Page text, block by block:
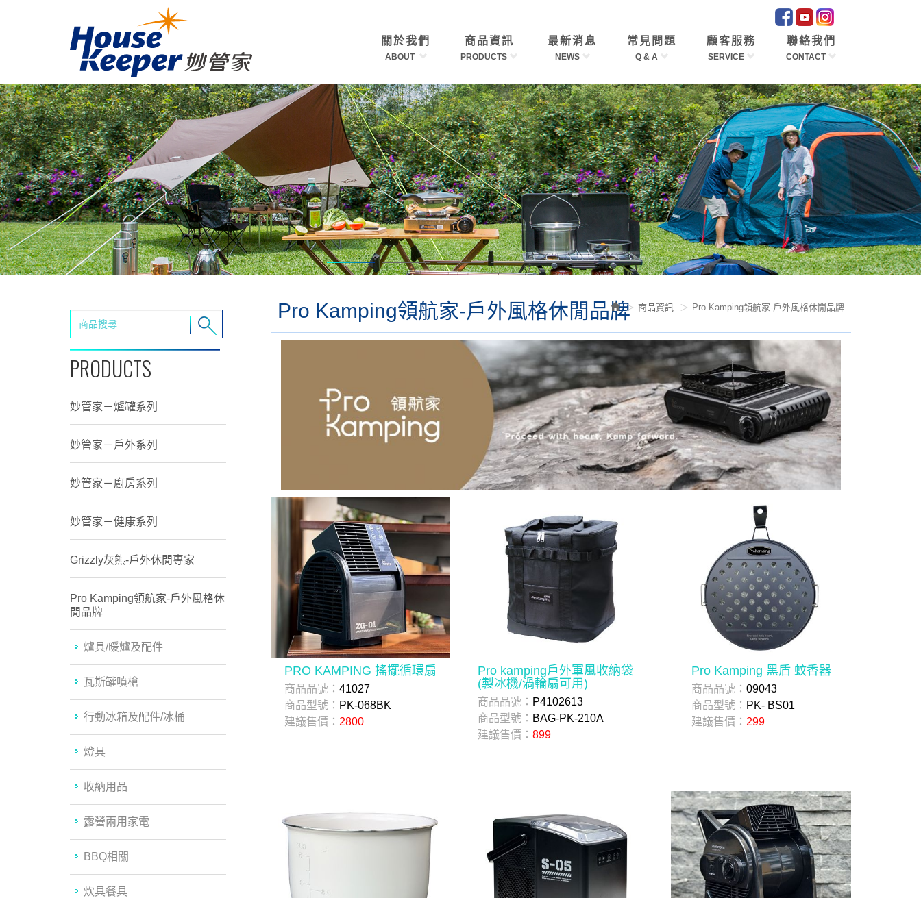
關於我們
ABOUT
商品資訊
PRODUCTS
最新消息
NEWS
常見問題
Q & A
顧客服務
SERVICE
聯絡我們
CONTACT
PRODUCTS
妙管家－爐罐系列
妙管家－戶外系列
妙管家－廚房系列
妙管家－健康系列
Grizzly灰熊-戶外休閒專家
Pro Kamping領航家-戶外風格休
閒品牌
爐具/暖爐及配件
瓦斯罐噴槍
行動冰箱及配件/冰桶
燈具
收納用品
露營兩用家電
BBQ相關
炊具餐具
商品資訊 Pro Kamping領航家-戶外風格休閒品牌
Pro Kamping領航家-戶外風格休閒品牌
PRO KAMPING 搖擺循環扇
商品品號： 41027
商品型號： PK-068BK
建議售價： 2800
Pro kamping戶外軍風收納袋
(製冰機/渦輪扇可用)
商品品號： P4102613
商品型號： BAG-PK-210A
建議售價： 899
Pro Kamping 黑盾 蚊香器
商品品號： 09043
商品型號： PK- BS01
建議售價： 299